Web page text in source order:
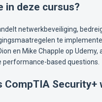
in deze cursus?
netwerkbeveiliging,
te
en Mike Chapple op
performance-based questions.
CompTIA